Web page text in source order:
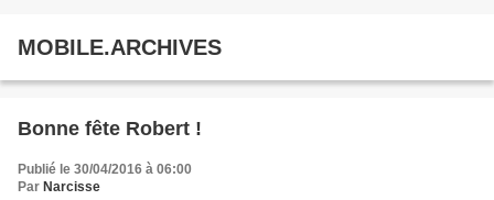
MOBILE.ARCHIVES
Bonne fête Robert !
Publié le 30/04/2016 à 06:00
Par Narcisse